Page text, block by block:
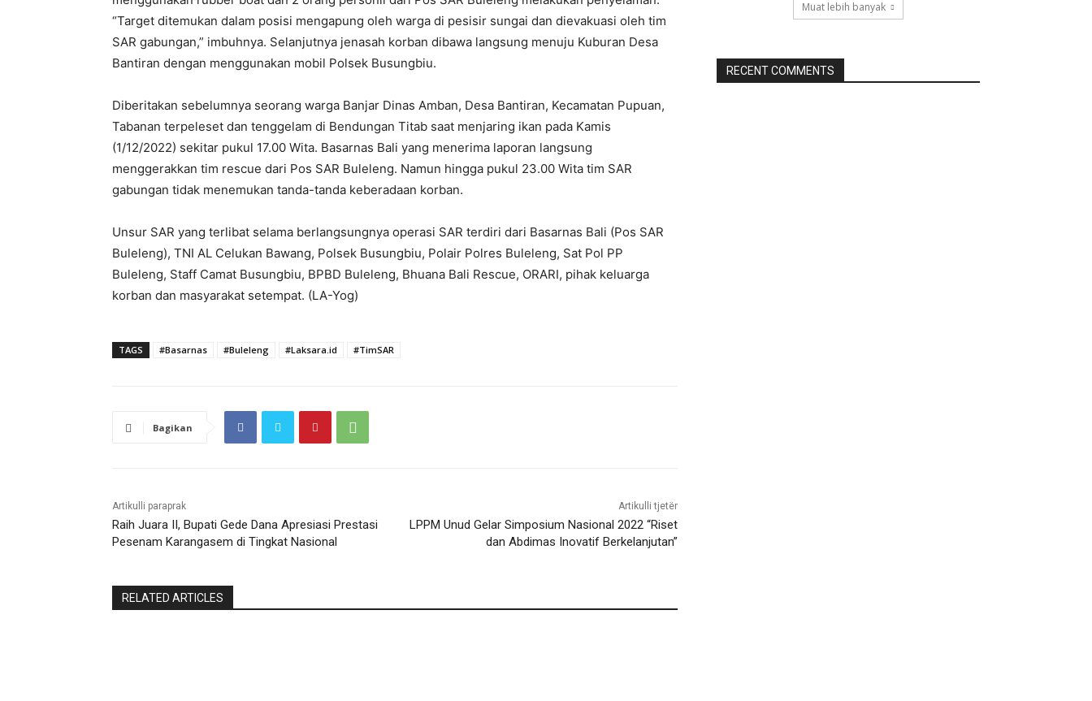
“Target ditemukan dalam posisi mengapung oleh warga di pesisir sungai dan dievakuasi oleh tim
SAR gabungan,” imbuhnya. Selanjutnya jenasah korban dibawa langsung menuju Kuburan Desa
Bantiran dengan menggunakan mobil Polsek Busungbiu.
Diberitakan sebelumnya seorang warga Banjar Dinas Amban, Desa Bantiran, Kecamatan Pupuan,
Tabanan terpeleset dan tenggelam di Bendungan Titab saat menjaring ikan pada Kamis
(1/12/2022) sekitar pukul 17.00 Wita. Basarnas Bali yang menerima laporan langsung
menggerakkan tim rescue dari Pos SAR Buleleng. Namun hingga pukul 23.00 Wita tim SAR
gabungan tidak menemukan tanda-tanda keberadaan korban.
Unsur SAR yang terlibat selama berlangsungnya operasi SAR terdiri dari Basarnas Bali (Pos SAR
Buleleng), TNI AL Celukan Bawang, Polsek Busungbiu, Polair Polres Buleleng, Sat Pol PP
Buleleng, Staff Camat Busungbiu, BPBD Buleleng, Bhuana Bali Rescue, ORARI, pihak keluarga
korban dan masyarakat setempat. (LA-Yog)
TAGS #Basarnas #Buleleng #Laksara.id #TimSAR
Bagikan
Artikulli paraprak
Raih Juara II, Bupati Gede Dana Apresiasi Prestasi
Pesenam Karangasem di Tingkat Nasional
Artikulli tjetër
LPPM Unud Gelar Simposium Nasional 2022 “Riset
dan Abdimas Inovatif Berkelanjutan”
RELATED ARTICLES
Muat lebih banyak
RECENT COMMENTS